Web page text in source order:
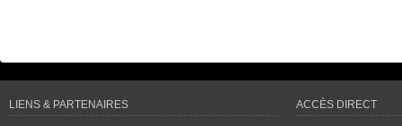
LIENS & PARTENAIRES ACCÈS DIRECT